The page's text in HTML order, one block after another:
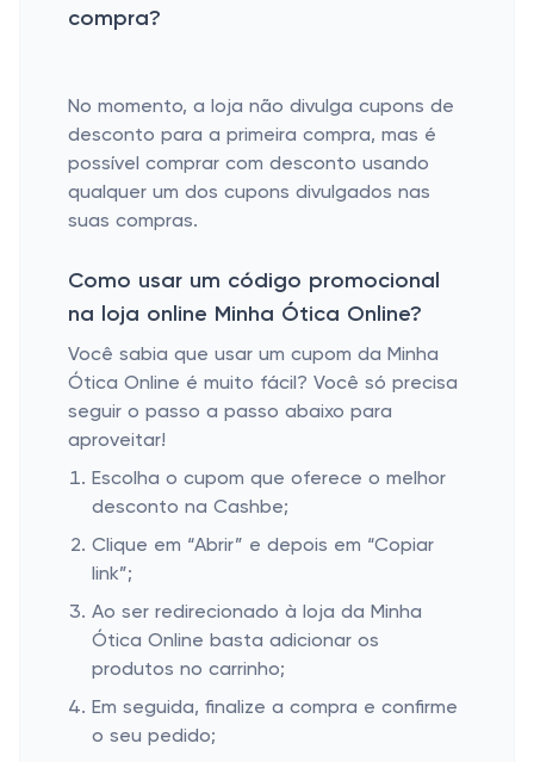
compra?
No momento, a loja não divulga cupons de
desconto para a primeira compra, mas é
possível comprar com desconto usando
qualquer um dos cupons divulgados nas
suas compras.
Como usar um código promocional
na loja online Minha Ótica Online?
Você sabia que usar um cupom da Minha
Ótica Online é muito fácil? Você só precisa
seguir o passo a passo abaixo para
aproveitar!
Escolha o cupom que oferece o melhor
desconto na Cashbe;
Clique em “Abrir” e depois em “Copiar
link”;
Ao ser redirecionado à loja da Minha
Ótica Online basta adicionar os
produtos no carrinho;
Em seguida, finalize a compra e confirme
o seu pedido;